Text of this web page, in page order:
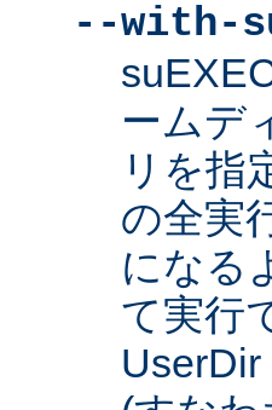
--with-
ームデ
リを指
の全実
になる
て実行